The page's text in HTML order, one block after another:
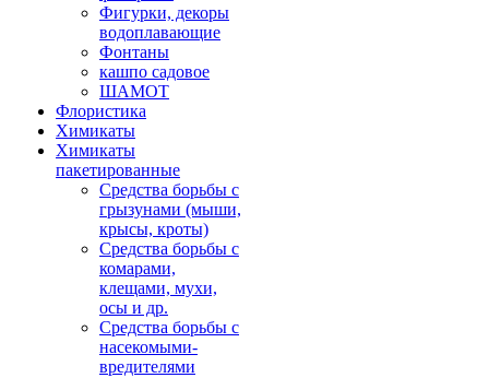
Фигурки, декоры
водоплавающие
Фонтаны
кашпо садовое
ШАМОТ
Флористика
Химикаты
Химикаты
пакетированные
Средства борьбы с
грызунами (мыши,
крысы, кроты)
Средства борьбы с
комарами,
клещами, мухи,
осы и др.
Средства борьбы с
насекомыми-
вредителями